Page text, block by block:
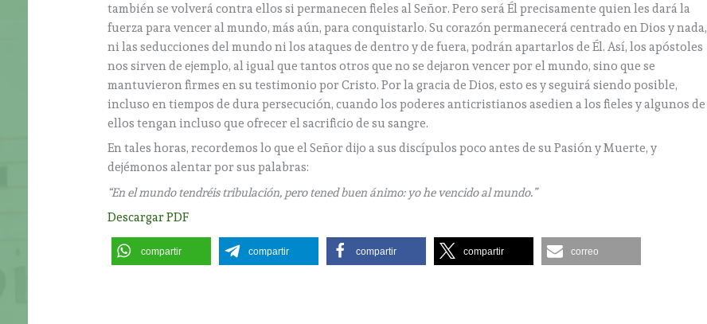
también se volverá contra ellos si permanecen fieles al Señor. Pero será Él precisamente quien les dará la
fuerza para vencer al mundo, más aún, para conquistarlo. Su corazón permanecerá centrado en Dios y nada,
ni las seducciones del mundo ni los ataques de dentro y de fuera, podrán apartarlos de Él. Así, los apóstoles
nos sirven de ejemplo, al igual que tantos otros que no se dejaron vencer por el mundo, sino que se
mantuvieron firmes en su testimonio por Cristo. Por la gracia de Dios, esto es y seguirá siendo posible,
incluso en tiempos de dura persecución, cuando los poderes anticristianos asedien a los fieles y algunos de
ellos tengan incluso que ofrecer el sacrificio de su sangre.
En tales horas, recordemos lo que el Señor dijo a sus discípulos poco antes de su Pasión y Muerte, y
dejémonos alentar por sus palabras:
“En el mundo tendréis tribulación, pero tened buen ánimo: yo he vencido al mundo.”
Descargar PDF
compartir compartir compartir compartir correo